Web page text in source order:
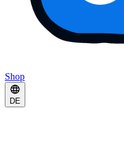
Shop
DE